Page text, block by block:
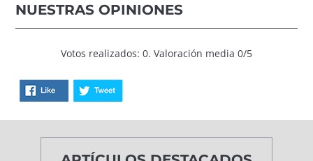
NUESTRAS OPINIONES
Votos realizados: 0. Valoración media 0/5